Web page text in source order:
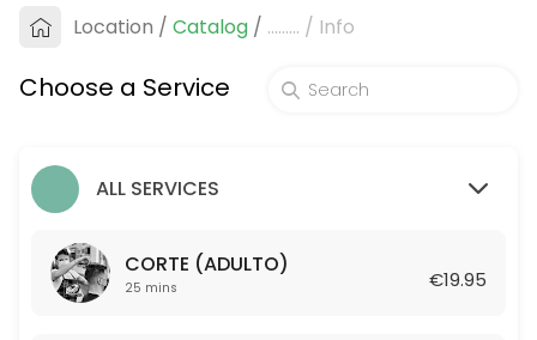
25 min · EUR19.95
25 min · EUR19.95
CORTE DE NI&Ntilde;O (HASTA 12
25 min · EUR17.95
Location / Catalog / ......... / Info
Choose a Service
ALL SERVICES
CORTE (ADULTO)
25 mins €19.95